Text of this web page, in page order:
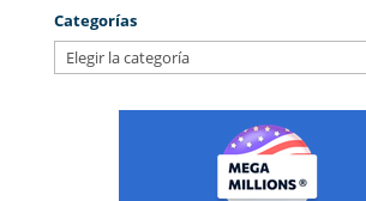
Categorías
Categorías